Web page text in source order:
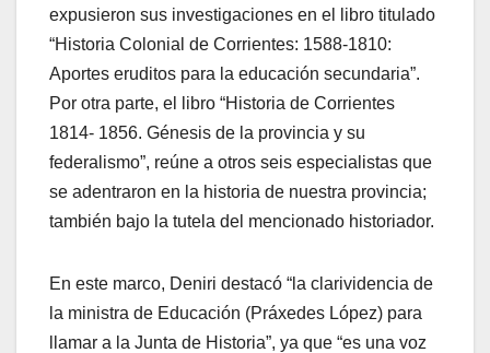
expusieron sus investigaciones en el libro titulado
“Historia Colonial de Corrientes: 1588-1810:
Aportes eruditos para la educación secundaria”.
Por otra parte, el libro “Historia de Corrientes
1814- 1856. Génesis de la provincia y su
federalismo”, reúne a otros seis especialistas que
se adentraron en la historia de nuestra provincia;
también bajo la tutela del mencionado historiador.
En este marco, Deniri destacó “la clarividencia de
la ministra de Educación (Práxedes López) para
llamar a la Junta de Historia”, ya que “es una voz